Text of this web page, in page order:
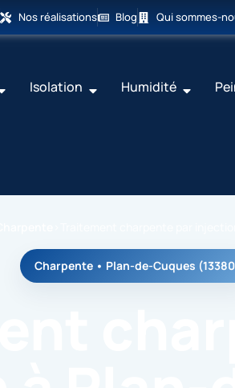
Nos réalisations Blog Qui sommes-
Isolation Humidité
Charpente • Plan-de-Cuques